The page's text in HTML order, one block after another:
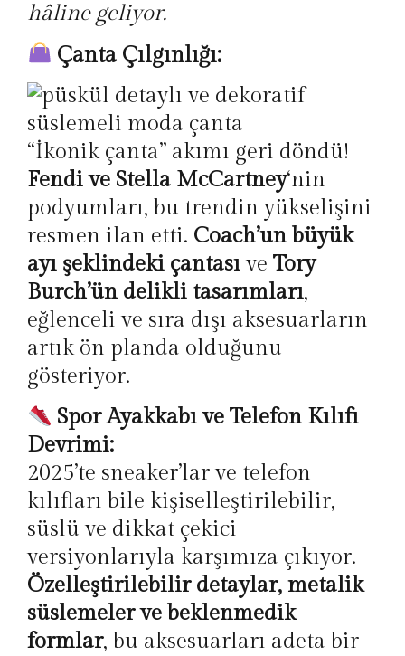
hâline geliyor.
Çanta Çılgınlığı:
“İkonik çanta” akımı geri döndü!
Fendi ve Stella McCartney‘nin
podyumları, bu trendin yükselişini
resmen ilan etti. Coach’un büyük
ayı şeklindeki çantasıve Tory
Burch’ün delikli tasarımları,
eğlenceli ve sıra dışı aksesuarların
artık ön planda olduğunu
gösteriyor.
Spor Ayakkabı ve Telefon Kılıfı
Devrimi:
2025’te sneaker’lar ve telefon
kılıfları bile kişiselleştirilebilir,
süslü ve dikkat çekici
versiyonlarıyla karşımıza çıkıyor.
Özelleştirilebilir detaylar, metalik
süslemeler ve beklenmedik
formlar, bu aksesuarları adeta bir